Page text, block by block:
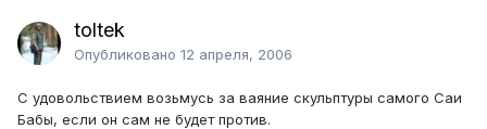
toltek
Опубликовано 12 апреля, 2006
С удовольствием возьмусь за ваяние скульптуры самого Саи
Бабы, если он сам не будет против.